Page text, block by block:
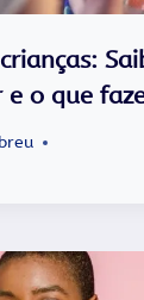
o que